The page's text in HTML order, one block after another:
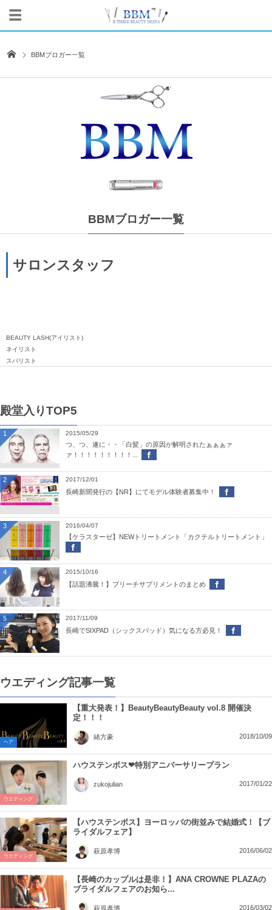
BBMブロガー一覧
BBMブロガー一覧
サロンスタッフ
BEAUTY LASH(アイリスト)
ネイリスト
スパリスト
殿堂入りTOP5
2015/05/29
つ、つ、遂に・・「白髪」の原因が解明されたぁぁぁァ
ァ！！！！！！！！！...
1
2017/12/01
長崎新聞発行の【NR】にてモデル体験者募集中！
2
2016/04/07
【ケラスターゼ】NEWトリートメント「カクテルトリートメント」
3
2015/10/16
【話題沸騰！】ブリーチサプリメントのまとめ
4
2017/11/09
長崎でSIXPAD（シックスパッド）気になる方必見！
5
ウエディング記事一覧
ヘア
【重大発表！】BeautyBeautyBeauty vol.8 開催決
定！！！
緒方豪 2018/10/09
ウエディング
ハウステンボス❤特別アニバーサリープラン
zukojulian 2017/01/22
ウエディング
【ハウステンボス】ヨーロッパの街並みで結婚式！【ブ
ライダルフェア】
萩原孝博 2016/06/02
【長崎のカップルは是非！】ANA CROWNE PLAZAの
ブライダルフェアのお知ら...
萩原孝博 2016/03/02